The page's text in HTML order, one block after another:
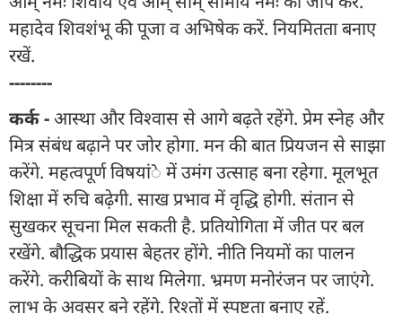
महादेव शिवशंभू की पूजा व अभिषेक करें. नियमितता बनाए
रखें.
--------
कर्क -आस्था और विश्वास से आगे बढ़ते रहेंगे. प्रेम स्नेह और
मित्र संबंध बढ़ाने पर जोर होगा. मन की बात प्रियजन से साझा
करेंगे. महत्वपूर्ण विषयांे में उमंग उत्साह बना रहेगा. मूलभूत
शिक्षा में रुचि बढ़ेगी. साख प्रभाव में वृद्धि होगी. संतान से
सुखकर सूचना मिल सकती है. प्रतियोगिता में जीत पर बल
रखेंगे. बौद्धिक प्रयास बेहतर होंगे. नीति नियमों का पालन
करेंगे. करीबियों के साथ मिलेगा. भ्रमण मनोरंजन पर जाएंगे.
लाभ के अवसर बने रहेंगे. रिश्तों में स्पष्टता बनाए रहें.